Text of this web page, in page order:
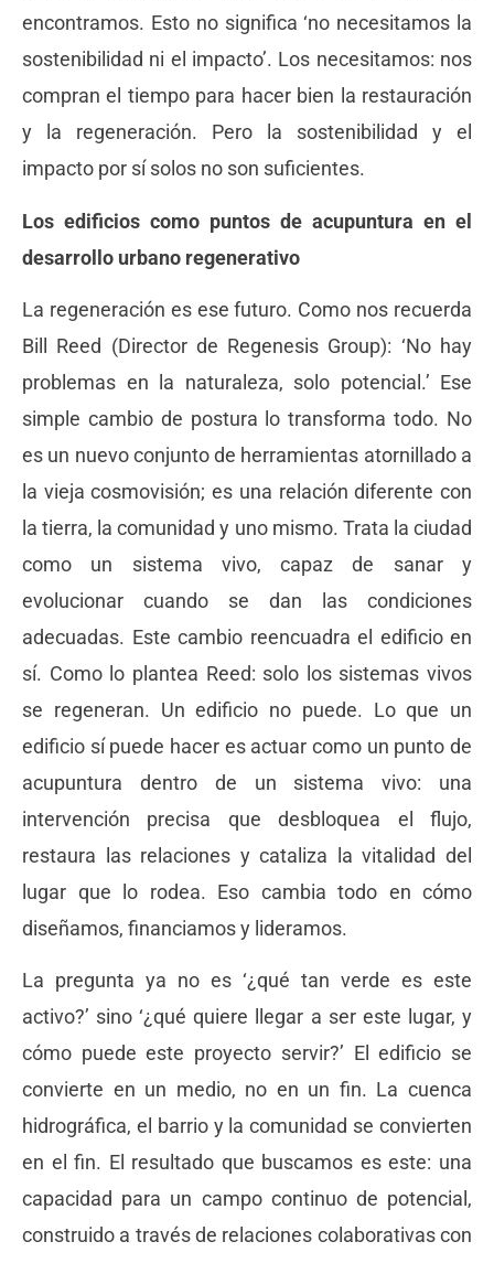
encontramos. Esto no significa ‘no necesitamos la
sostenibilidad ni el impacto’. Los necesitamos: nos
compran el tiempo para hacer bien la restauración
y la regeneración. Pero la sostenibilidad y el
impacto por sí solos no son suficientes.
Los edificios como puntos de acupuntura en el
desarrollo urbano regenerativo
La regeneración es ese futuro. Como nos recuerda
Bill Reed (Director de Regenesis Group): ‘No hay
problemas en la naturaleza, solo potencial.’ Ese
simple cambio de postura lo transforma todo. No
es un nuevo conjunto de herramientas atornillado a
la vieja cosmovisión; es una relación diferente con
la tierra, la comunidad y uno mismo. Trata la ciudad
como un sistema vivo, capaz de sanar y
evolucionar cuando se dan las condiciones
adecuadas. Este cambio reencuadra el edificio en
sí. Como lo plantea Reed: solo los sistemas vivos
se regeneran. Un edificio no puede. Lo que un
edificio sí puede hacer es actuar como un punto de
acupuntura dentro de un sistema vivo: una
intervención precisa que desbloquea el flujo,
restaura las relaciones y cataliza la vitalidad del
lugar que lo rodea. Eso cambia todo en cómo
diseñamos, financiamos y lideramos.
La pregunta ya no es ‘¿qué tan verde es este
activo?’ sino ‘¿qué quiere llegar a ser este lugar, y
cómo puede este proyecto servir?’ El edificio se
convierte en un medio, no en un fin. La cuenca
hidrográfica, el barrio y la comunidad se convierten
en el fin. El resultado que buscamos es este: una
capacidad para un campo continuo de potencial,
construido a través de relaciones colaborativas con